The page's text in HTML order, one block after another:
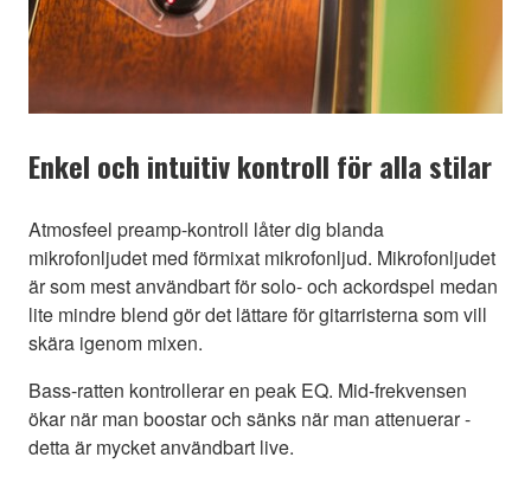
Enkel och intuitiv kontroll för alla stilar
Atmosfeel preamp-kontroll låter dig blanda
mikrofonljudet med förmixat mikrofonljud. Mikrofonljudet
är som mest användbart för solo- och ackordspel medan
lite mindre blend gör det lättare för gitarristerna som vill
skära igenom mixen.
Bass-ratten kontrollerar en peak EQ. Mid-frekvensen
ökar när man boostar och sänks när man attenuerar -
detta är mycket användbart live.